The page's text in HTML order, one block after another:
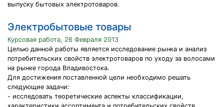
выпуску бытовых электротоваров.
Электробытовые товары
Курсовая работа, 26 Февраля 2013
Целью данной работы является исследование рынка и анализ
потребительских свойств электротоваров по уходу за волосами
на рынке города Владивостока.
Для достижения поставленной цели необходимо решать
следующие задачи:
- исследовать теоретические аспекты классификации,